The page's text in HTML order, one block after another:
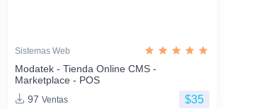
Sistemas Web
Modatek - Tienda Online CMS -
Marketplace - POS
97 Ventas $35